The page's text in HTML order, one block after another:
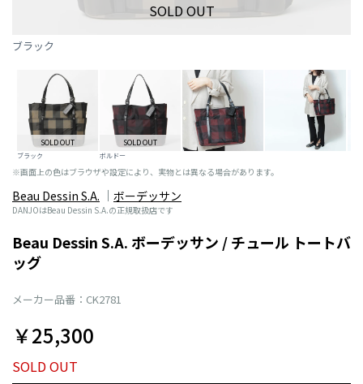
SOLD OUT
ブラック
SOLD OUT
ブラック
SOLD OUT
ボルドー
※画面上の色はブラウザや設定により、実物とは異なる場合があります。
Beau Dessin S.A. ボーデッサン
DANJOはBeau Dessin S.A.の正規取扱店です
Beau Dessin S.A. ボーデッサン / チュール トートバ
ッグ
メーカー品番：CK2781
￥25,300
SOLD OUT